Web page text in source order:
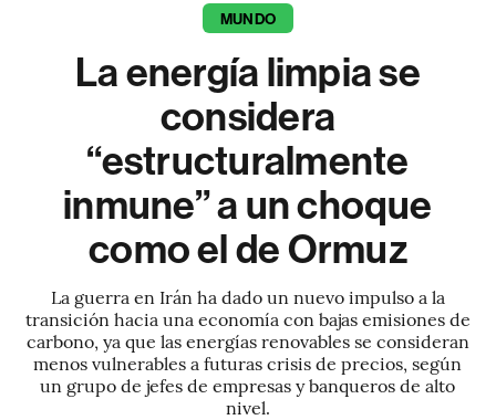
MUNDO
La energía limpia se
considera
“estructuralmente
inmune” a un choque
como el de Ormuz
La guerra en Irán ha dado un nuevo impulso a la
transición hacia una economía con bajas emisiones de
carbono, ya que las energías renovables se consideran
menos vulnerables a futuras crisis de precios, según
un grupo de jefes de empresas y banqueros de alto
nivel.